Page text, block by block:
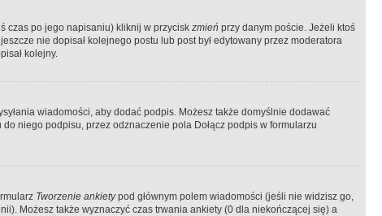
czas po jego napisaniu) kliknij w przycisk zmień przy danym poście. Jeżeli ktoś
nie dopisał kolejnego postu lub post był edytowany przez moderatora
kolejny.
wiadomości, aby dodać podpis. Możesz także domyślnie dodawać
niego podpisu, przez odznaczenie pola Dołącz podpis w formularzu
Tworzenie ankietypod głównym polem wiadomości (jeśli nie widzisz go,
Możesz także wyznaczyć czas trwania ankiety (0 dla niekończącej się) a